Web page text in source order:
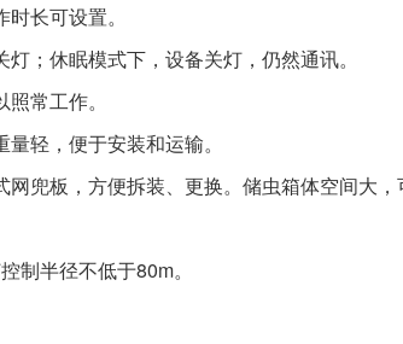
长可设置。
；休眠模式下，设备关灯，仍然通讯。
常工作。
轻，便于安装和运输。
兜板，方便拆装、更换。储虫箱体空间大
制半径不低于80m。